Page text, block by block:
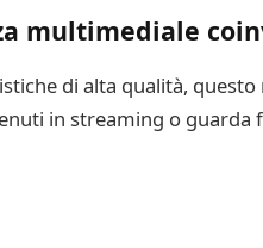
multimediale
di alta qualità,
in streaming o guarda